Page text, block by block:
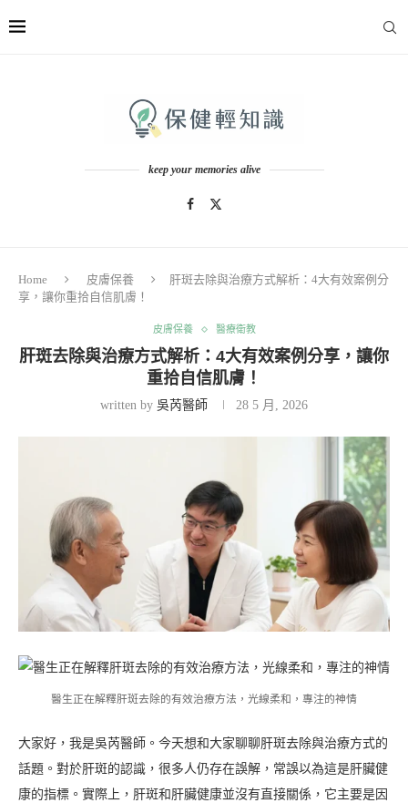
keep your memories alive
Home 皮膚保養
肝斑去除與治療方式解析：4大有效案例分
享，讓你重拾自信肌膚！
皮膚保養 醫療衛教
肝斑去除與治療方式解析：4大有效案例分享，讓你
重拾自信肌膚！
written by 吳芮醫師 28 5 月, 2026
醫生正在解釋肝斑去除的有效治療方法，光線柔和，專注的神情
大家好，我是吳芮醫師。今天想和大家聊聊肝斑去除與治療方式的
話題。對於肝斑的認識，很多人仍存在誤解，常誤以為這是肝臟健
康的指標。實際上，肝斑和肝臟健康並沒有直接關係，它主要是因